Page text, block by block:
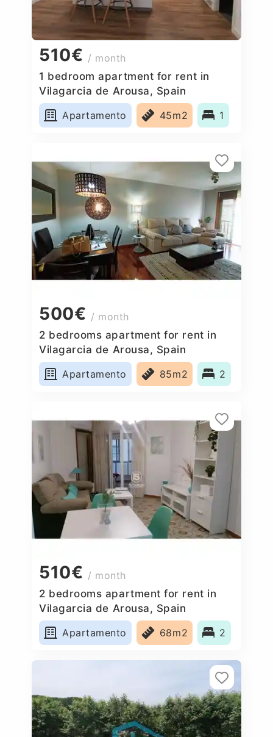
510€ / month
1 bedroom apartment for rent in
Vilagarcia de Arousa, Spain
Apartamento
45m2 1
500€ / month
2 bedrooms apartment for rent in
Vilagarcia de Arousa, Spain
Apartamento
85m2 2
510€ / month
2 bedrooms apartment for rent in
Vilagarcia de Arousa, Spain
Apartamento
68m2 2